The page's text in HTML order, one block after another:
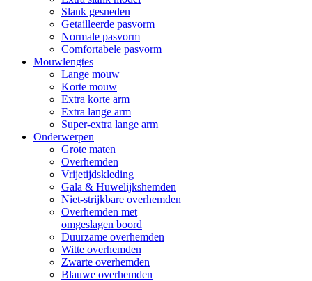
Slank gesneden
Getailleerde pasvorm
Normale pasvorm
Comfortabele pasvorm
Mouwlengtes
Lange mouw
Korte mouw
Extra korte arm
Extra lange arm
Super-extra lange arm
Onderwerpen
Grote maten
Overhemden
Vrijetijdskleding
Gala & Huwelijkshemden
Niet-strijkbare overhemden
Overhemden met
omgeslagen boord
Duurzame overhemden
Witte overhemden
Zwarte overhemden
Blauwe overhemden